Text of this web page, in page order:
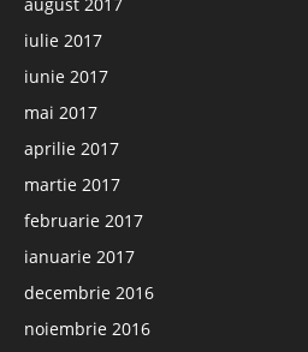
august 2017
iulie 2017
iunie 2017
mai 2017
aprilie 2017
martie 2017
februarie 2017
ianuarie 2017
decembrie 2016
noiembrie 2016